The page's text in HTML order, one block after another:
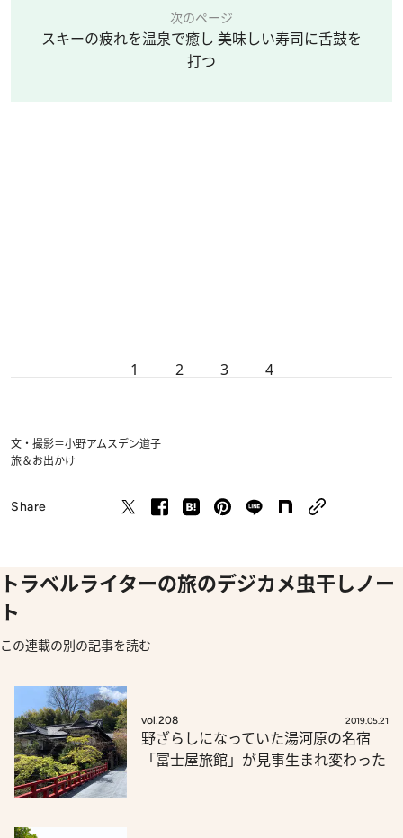
次のページ
スキーの疲れを温泉で癒し 美味しい寿司に舌鼓を
打つ
1 2 3 4
文・撮影＝小野アムスデン道子
旅＆お出かけ
Share
トラベルライターの旅のデジカメ虫干しノー
ト
この連載の別の記事を読む
vol.208 2019.05.21
野ざらしになっていた湯河原の名宿
「富士屋旅館」が見事生まれ変わった